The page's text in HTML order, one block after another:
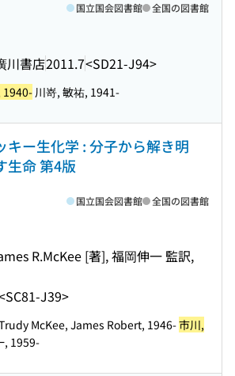
川書店2011.7<SD21-J94>
国立国会図書館 全国の図書館
1940- 川嵜, 敏祐, 1941-
キー生化学 : 分子から解き明
生命 第4版
R.McKee [著], 福岡伸一 監訳,
J39>
国立国会図書館 全国の図書館
McKee, James Robert, 1946-市川,
, 1959-